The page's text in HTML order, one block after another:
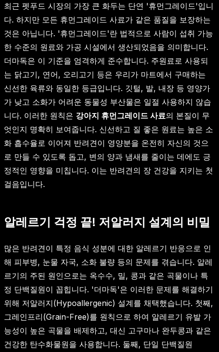
최근 펫푸드 시장의 가장 큰 화두는 단연 '휴먼그레이드'입니
다. 하지만 모든 휴먼그레이드 사료가 같은 품질을 보장하는
것은 아닙니다. '휴먼그레이드'란 법적으로 사람이 섭취 가능
한 수준의 원료와 가공 시설에서 생산되었음을 의미합니다.
더마독은 이 기준을 엄격하게 준수합니다. 주원료로 사용되
는 닭고기, 연어, 오리고기 등은 우리가 마트에서 구매하는
신선한 육류와 동일한 등급입니다. 깃털, 발, 내장 등 영양가
가 낮고 소화가 어려운 동물성 부산물은 일절 사용하지 않습
니다. 이러한 원칙은 강아지 휴먼그레이드 사료의 본질이 무
엇인지 명확히 보여줍니다. 신선하고 질 좋은 원료는 높은 소
화 흡수율로 이어져 반려견이 영양분을 온전히 자신의 것으
로 만들 수 있도록 돕고, 변의 양과 냄새를 줄이는 데에도 긍
정적인 영향을 미칩니다. 이는 반려견의 장 건강을 지키는 첫
걸음입니다.
알레르기 걱정 끝! 저알러지 설계의 비밀
많은 반려견이 특정 음식 성분에 대한 알레르기 반응으로 인
해 피부병, 눈물 자국, 소화 불량 등의 문제를 겪습니다. 알레
르기의 주된 원인으로는 옥수수, 밀, 콩과 같은 곡물이나 특
정 단백질원이 꼽힙니다. '더마독'은 이러한 문제를 해결하기
위해 저알러지(Hypoallergenic) 설계를 채택했습니다. 첫째,
그레인프리(Grain-Free)를 원칙으로 하여 알레르기 유발 가
능성이 높은 곡물을 배제하고, 대신 고구마나 완두콩과 같은
건강한 탄수화물원을 사용합니다. 둘째, 단일 단백질원